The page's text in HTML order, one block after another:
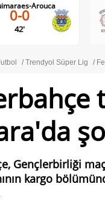
Arouca
0-0
42'
Trendyol Süper Lig
Gençlerbirliği
kargo